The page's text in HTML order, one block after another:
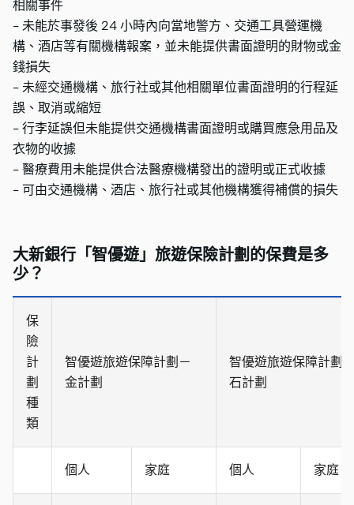
相關事件
- 未能於事發後 24 小時內向當地警方、交通工具營運機
構、酒店等有關機構報案，並未能提供書面證明的財物或金
錢損失
- 未經交通機構、旅行社或其他相關單位書面證明的行程延
誤、取消或縮短
- 行李延誤但未能提供交通機構書面證明或購買應急用品及
衣物的收據
- 醫療費用未能提供合法醫療機構發出的證明或正式收據
- 可由交通機構、酒店、旅行社或其他機構獲得補償的損失
大新銀行「智優遊」旅遊保險計劃的保費是多
少？
保
險
計
劃
種
類
智優遊旅遊保障計劃－
金計劃
智優遊旅遊保障計劃
石計劃
個人 家庭 個人 家庭